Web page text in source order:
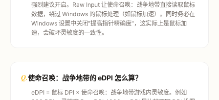
强烈建议开启。Raw Input 让使命召唤：战争地带直接读取鼠标
数据，绕过 Windows 的鼠标处理（如鼠标加速）。同时务必在
Windows 设置中关闭"提高指针精确度"，这实际上是鼠标加
速，会破坏灵敏度的一致性。
Q.使命召唤：战争地带的 eDPI 怎么算？
eDPI = 鼠标 DPI × 使命召唤：战争地带游戏内灵敏度。例如